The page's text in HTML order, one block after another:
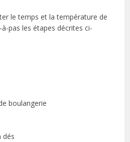
le temps et la température de
pas les étapes décrites ci-
boulangerie
dés